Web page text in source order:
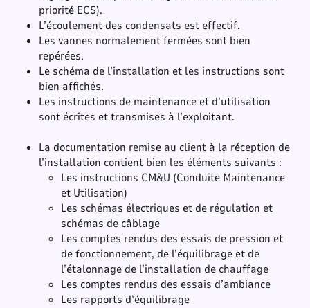
priorité ECS).
L’écoulement des condensats est effectif.
Les vannes normalement fermées sont bien
repérées.
Le schéma de l’installation et les instructions sont
bien affichés.
Les instructions de maintenance et d’utilisation
sont écrites et transmises à l’exploitant.
La documentation remise au client à la réception de
l’installation contient bien les éléments suivants :
Les instructions CM&U (Conduite Maintenance
et Utilisation)
Les schémas électriques et de régulation et
schémas de câblage
Les comptes rendus des essais de pression et
de fonctionnement, de l’équilibrage et de
l’étalonnage de l’installation de chauffage
Les comptes rendus des essais d’ambiance
Les rapports d’équilibrage